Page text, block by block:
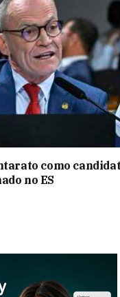
como
no ES